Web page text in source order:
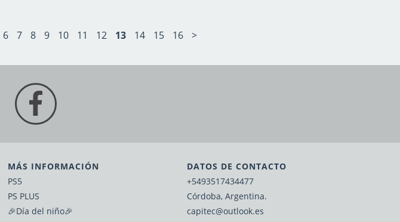
6 7 8 9 10 11 12 13 14 15 16 >
MÁS INFORMACIÓN
PS5
PS PLUS
🎉Día del niño🎉
DATOS DE CONTACTO
+5493517434477
Córdoba, Argentina.
capitec@outlook.es